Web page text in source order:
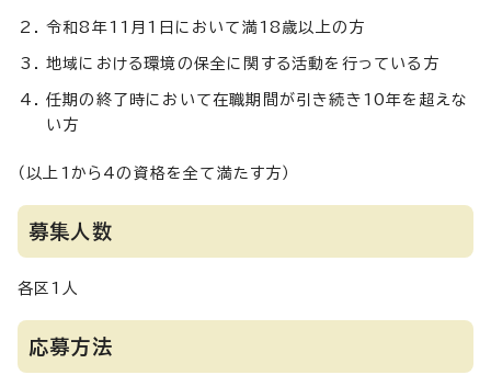
令和8年11月1日において満18歳以上の方
地域における環境の保全に関する活動を行っている方
任期の終了時において在職期間が引き続き10年を超えな
い方
（以上1から4の資格を全て満たす方）
募集人数
各区1人
応募方法